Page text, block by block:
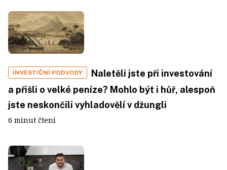
INVESTIČNÍ PODVODY
Naletěli jste při investování
a přišli o velké peníze? Mohlo být i hůř, alespoň
jste neskončili vyhladovělí v džungli
6 minut čtení